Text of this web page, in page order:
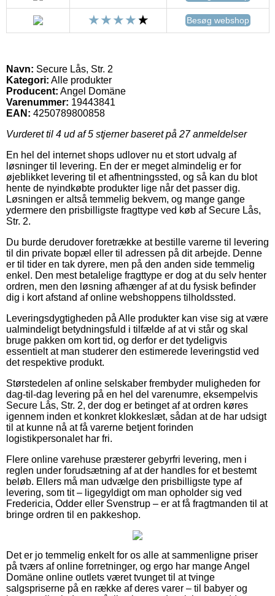
Besøg webshop
Navn: Secure Lås, Str. 2
Kategori: Alle produkter
Producent: Angel Domäne
Varenummer: 19443841
EAN: 4250789800858
Vurderet til 4 ud af 5 stjerner baseret på 27anmeldelser
En hel del internet shops udlover nu et stort udvalg af
løsninger til levering. En der er meget almindelig er for
øjeblikket levering til et afhentningssted, og så kan du blot
hente de nyindkøbte produkter lige når det passer dig.
Løsningen er altså temmelig bekvem, og mange gange
ydermere den prisbilligste fragttype ved køb af Secure Lås,
Str. 2.
Du burde derudover foretrække at bestille varerne til levering
til din private bopæl eller til adressen på dit arbejde. Denne
er til tider en tak dyrere, men på den anden side temmelig
enkel. Den mest betalelige fragttype er dog at du selv henter
ordren, men den løsning afhænger af at du fysisk befinder
dig i kort afstand af online webshoppens tilholdssted.
Leveringsdygtigheden på Alle produkter kan vise sig at være
ualmindeligt betydningsfuld i tilfælde af at vi står og skal
bruge pakken om kort tid, og derfor er det tydeligvis
essentielt at man studerer den estimerede leveringstid ved
det respektive produkt.
Størstedelen af online selskaber frembyder muligheden for
dag-til-dag levering på en hel del varenumre, eksempelvis
Secure Lås, Str. 2, der dog er betinget af at ordren køres
igennem inden et konkret klokkeslæt, sådan at de har udsigt
til at kunne nå at få varerne betjent forinden
logistikpersonalet har fri.
Flere online varehuse præsterer gebyrfri levering, men i
reglen under forudsætning af at der handles for et bestemt
beløb. Ellers må man udvælge den prisbilligste type af
levering, som tit – ligegyldigt om man opholder sig ved
Fredericia, Odder eller Svenstrup – er at få fragtmanden til at
bringe ordren til en pakkeshop.
Det er jo temmelig enkelt for os alle at sammenligne priser
på tværs af online forretninger, og ergo har mange Angel
Domäne online outlets været tvunget til at tvinge
salgspriserne på en række af deres varer – til babyer og